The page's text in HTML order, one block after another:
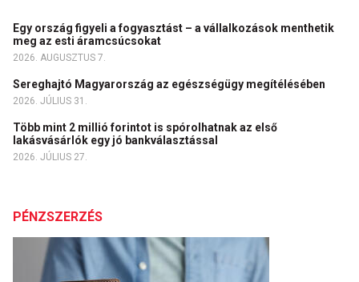
Egy ország figyeli a fogyasztást – a vállalkozások menthetik
meg az esti áramcsúcsokat
2026. AUGUSZTUS 7.
Sereghajtó Magyarország az egészségügy megítélésében
2026. JÚLIUS 31.
Több mint 2 millió forintot is spórolhatnak az első
lakásvásárlók egy jó bankválasztással
2026. JÚLIUS 27.
PÉNZSZERZÉS